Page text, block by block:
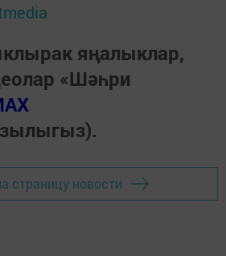
яңалыклар,
«Шәһри
страницу новости